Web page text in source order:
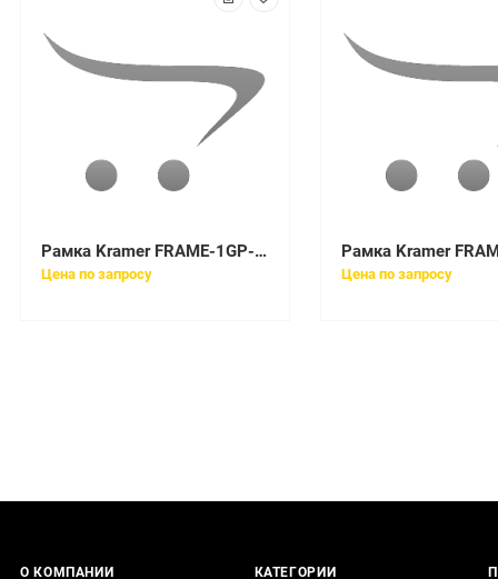
Рамка Kramer FRAME-1GP-86(B) (80-00126699)
Цена по запросу Цена по запросу
О КОМПАНИИ КАТЕГОРИИ